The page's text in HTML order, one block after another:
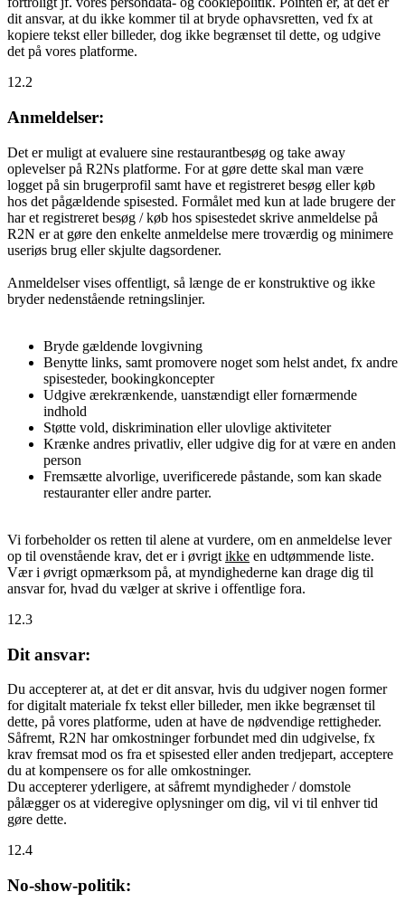
dit ansvar, at du ikke kommer til at bryde ophavsretten, ved fx at
kopiere tekst eller billeder, dog ikke begrænset til dette, og udgive
det på vores platforme.
12.2
Anmeldelser:
Det er muligt at evaluere sine restaurantbesøg og take away
oplevelser på R2Ns platforme. For at gøre dette skal man være
logget på sin brugerprofil samt have et registreret besøg eller køb
hos det pågældende spisested. Formålet med kun at lade brugere der
har et registreret besøg / køb hos spisestedet skrive anmeldelse på
R2N er at gøre den enkelte anmeldelse mere troværdig og minimere
useriøs brug eller skjulte dagsordener.
Anmeldelser vises offentligt, så længe de er konstruktive og ikke
bryder nedenstående retningslinjer.
Bryde gældende lovgivning
Benytte links, samt promovere noget som helst andet, fx andre
spisesteder, bookingkoncepter
Udgive ærekrænkende, uanstændigt eller fornærmende
indhold
Støtte vold, diskrimination eller ulovlige aktiviteter
Krænke andres privatliv, eller udgive dig for at være en anden
person
Fremsætte alvorlige, uverificerede påstande, som kan skade
restauranter eller andre parter.
Vi forbeholder os retten til alene at vurdere, om en anmeldelse lever
op til ovenstående krav, det er i øvrigt ikke en udtømmende liste.
Vær i øvrigt opmærksom på, at myndighederne kan drage dig til
ansvar for, hvad du vælger at skrive i offentlige fora.
12.3
Dit ansvar:
Du accepterer at, at det er dit ansvar, hvis du udgiver nogen former
for digitalt materiale fx tekst eller billeder, men ikke begrænset til
dette, på vores platforme, uden at have de nødvendige rettigheder.
Såfremt, R2N har omkostninger forbundet med din udgivelse, fx
krav fremsat mod os fra et spisested eller anden tredjepart, acceptere
du at kompensere os for alle omkostninger.
Du accepterer yderligere, at såfremt myndigheder / domstole
pålægger os at videregive oplysninger om dig, vil vi til enhver tid
gøre dette.
12.4
No-show-politik: